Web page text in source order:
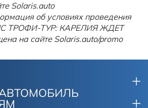
Solaris.auto
об условиях проведения
ТРОФИ-ТУР: КАРЕЛИЯ ЖДЕТ
на сайте Solaris.auto/promo